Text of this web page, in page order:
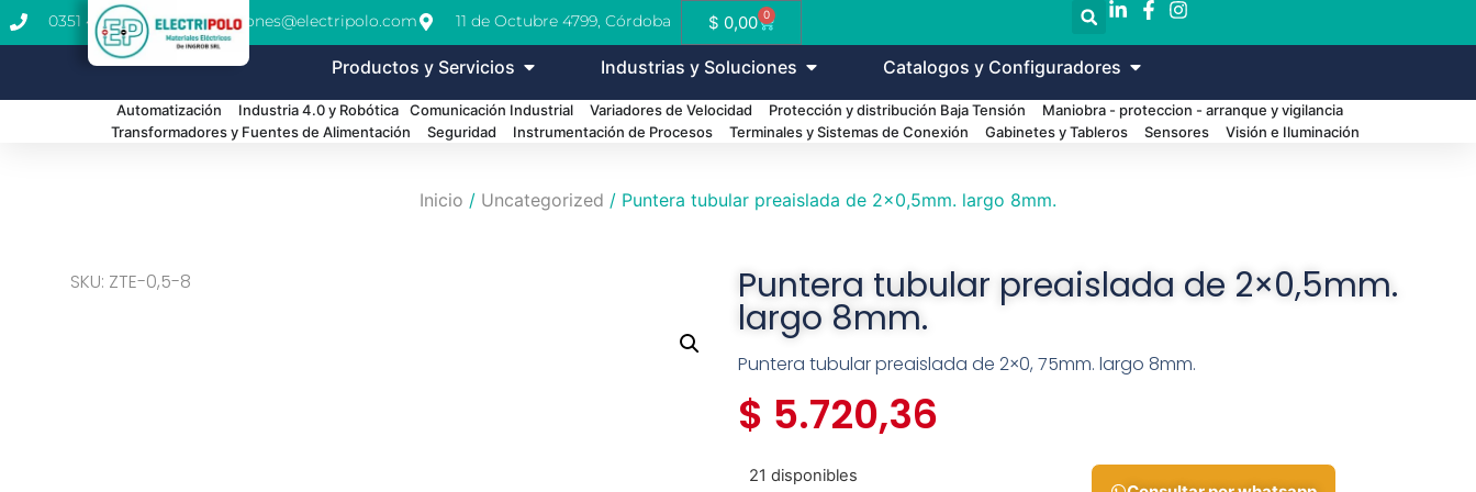
0351 462-1771 cotizaciones@electripolo.com 11 de Octubre 4799, Córdoba $ 0,00 0
Productos y Servicios Industrias y Soluciones Catalogos y Configuradores
Automatización Industria 4.0 y Robótica Comunicación Industrial Variadores de Velocidad Protección y distribución Baja Tensión
Maniobra - proteccion - arranque y vigilancia
Transformadores y Fuentes de Alimentación
Seguridad Instrumentación de Procesos Terminales y Sistemas de Conexión Gabinetes y Tableros Sensores Visión e Iluminación
Inicio / Uncategorized / Puntera tubular preaislada de 2×0,5mm. largo 8mm.
SKU: ZTE-0,5-8 Puntera tubular preaislada de 2×0,5mm.
largo 8mm.
Puntera tubular preaislada de 2×0, 75mm. largo 8mm.
$ 5.720,36
21 disponibles